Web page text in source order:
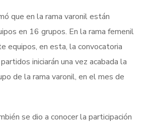
que en la rama varonil están
en 16 grupos. En la rama femenil
equipos, en esta, la convocatoria
iniciarán una vez acabada la
de la rama varonil, en el mes de
se dio a conocer la participación